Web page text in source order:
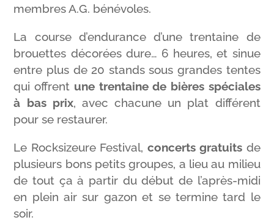
membres A.G. bénévoles.
La course d’endurance d’une trentaine de
brouettes décorées dure… 6 heures, et sinue
entre plus de 20 stands sous grandes tentes
qui offrent une trentaine de bières spéciales
à bas prix, avec chacune un plat différent
pour se restaurer.
Le Rocksizeure Festival, concerts gratuits de
plusieurs bons petits groupes, a lieu au milieu
de tout ça à partir du début de l’après-midi
en plein air sur gazon et se termine tard le
soir.